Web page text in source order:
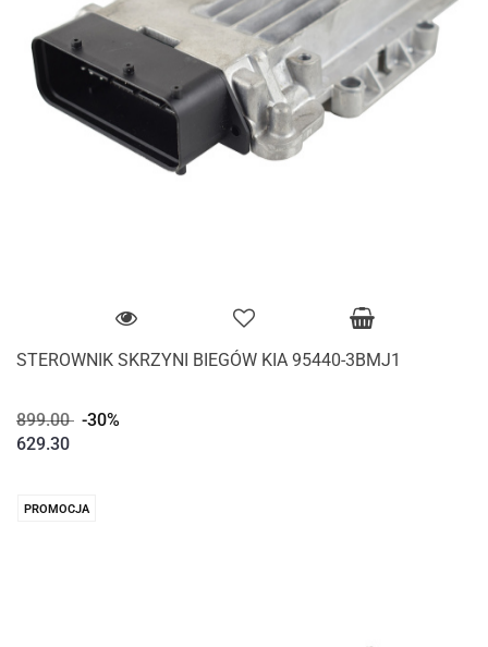
STEROWNIK SKRZYNI BIEGÓW KIA 95440-3BMJ1
899.00 -30%
629.30
PROMOCJA